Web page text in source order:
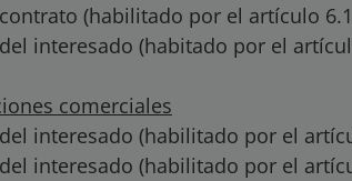
(habilitado por el artículo
interesado (habitado por el
comerciales
interesado (habilitado por el
interesado (habilitado por el